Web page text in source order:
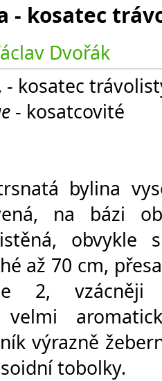
- kosatec
Dvořák
- kosatec
- kosatcovité
bylina
na bázi
obvykle
až 70 cm,
2,
velmi
výrazně
tobolky.